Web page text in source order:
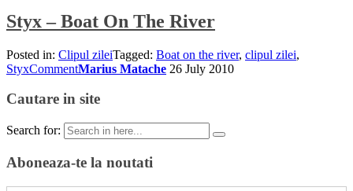
Styx – Boat On The River
Posted in: Clipul zileiTagged: Boat on the river, clipul zilei,
StyxCommentMarius Matache 26 July 2010
Cautare in site
Search for:
Aboneaza-te la noutati